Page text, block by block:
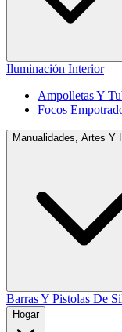
Iluminación Interior
Ampolletas Y
Focos
Manualidades, Artes Y
Barras Y Pistolas De
Hogar